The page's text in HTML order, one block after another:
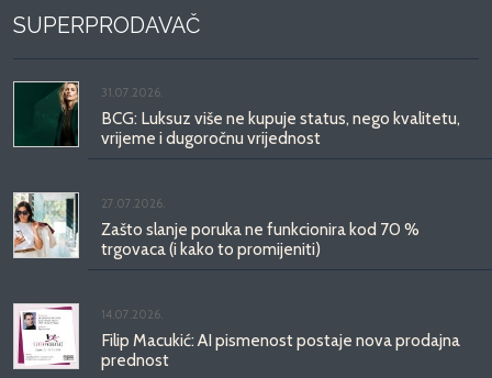
SUPERPRODAVAČ
31.07.2026.
BCG: Luksuz više ne kupuje status, nego kvalitetu,
vrijeme i dugoročnu vrijednost
27.07.2026.
Zašto slanje poruka ne funkcionira kod 70 %
trgovaca (i kako to promijeniti)
14.07.2026.
Filip Macukić: AI pismenost postaje nova prodajna
prednost